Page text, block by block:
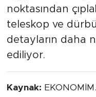
noktasından
teleskop ve
detayların daha
ediliyor.
Kaynak: